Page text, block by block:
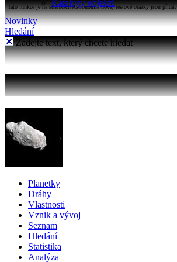
Katalogy objektů
Tato funkce je na stránkách Astronomia nová, testové otázky jsou
Novinky
Hledání
Zadejte text, který chcete hledat
Planetky
Dráhy
Vlastnosti
Vznik a vývoj
Seznam
Hledání
Statistika
Analýza